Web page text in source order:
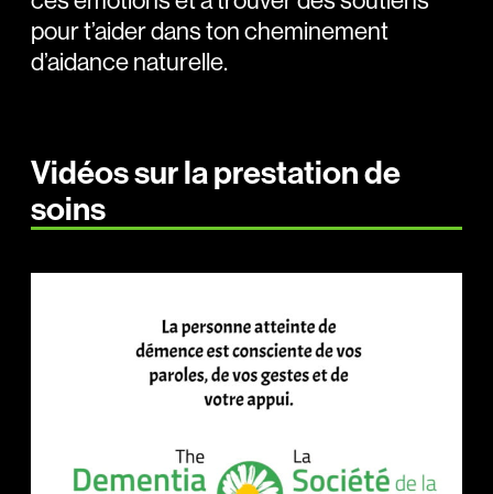
pour t’aider dans ton cheminement
d’aidance naturelle.
Vidéos sur la prestation de
soins